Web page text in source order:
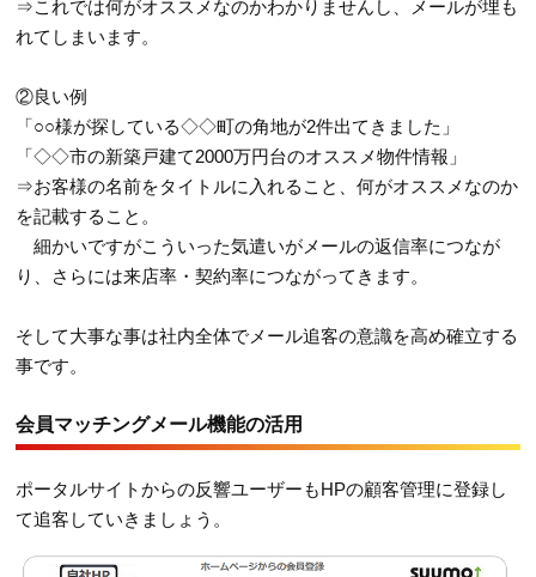
⇒これでは何がオススメなのかわかりませんし、メールが埋も
れてしまいます。
②良い例
「○○様が探している◇◇町の角地が2件出てきました」
「◇◇市の新築戸建て2000万円台のオススメ物件情報」
⇒お客様の名前をタイトルに入れること、何がオススメなのか
を記載すること。
細かいですがこういった気遣いがメールの返信率につなが
り、さらには来店率・契約率につながってきます。
そして大事な事は社内全体でメール追客の意識を高め確立する
事です。
会員マッチングメール機能の活用
ポータルサイトからの反響ユーザーもHPの顧客管理に登録し
て追客していきましょう。